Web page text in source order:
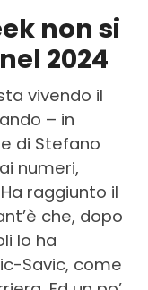
non si
2024
vivendo il
– in
di Stefano
numeri,
raggiunto il
che, dopo
lo ha
Savic, come